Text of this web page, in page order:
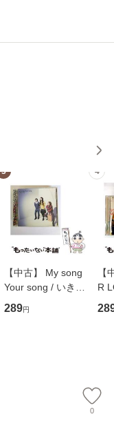
3
【中古】 My song
Your song / いきも
のがかり / [CD]
【メール便送料無
289円
4
【
R
産
0